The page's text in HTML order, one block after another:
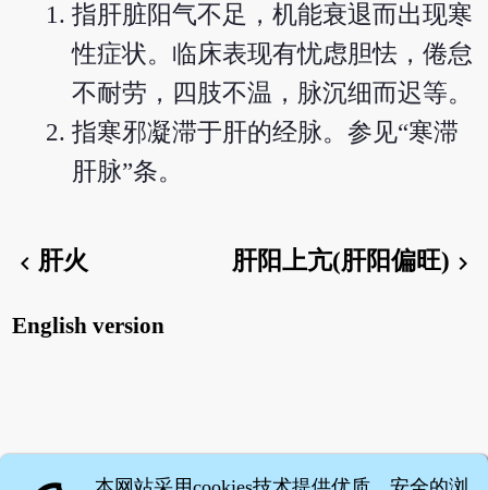
指肝脏阳气不足，机能衰退而出现寒
性症状。临床表现有忧虑胆怯，倦怠
不耐劳，四肢不温，脉沉细而迟等。
指寒邪凝滞于肝的经脉。参见“寒滞
肝脉”条。
chevron_left肝火 肝阳上亢(肝阳偏旺) chevron_right
English version